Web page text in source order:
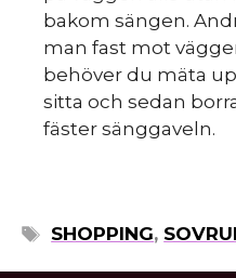
bakom sängen.
man fast mot
behöver du mäta
sitta och sedan
fäster sänggaveln.
ETIKETTER
SHOPPING,